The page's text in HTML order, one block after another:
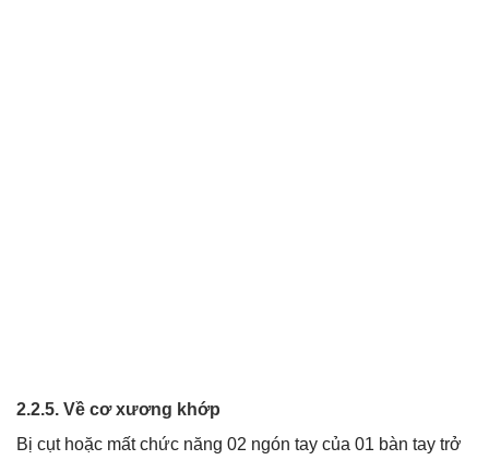
2.2.5. Về cơ xương khớp
Bị cụt hoặc mất chức năng 02 ngón tay của 01 bàn tay trở